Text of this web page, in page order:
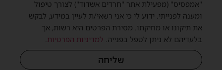
"אמפסיס" (מפעילת אתר "חרדים אשדוד") לצורך טיפול
ומענה לפנייתי. ידוע לי כי אני רשאי/ת לעיין במידע, לבקש
את תיקונו או מחיקתו. מסירת הפרטים היא רשות, אך
בלעדיהם לא ניתן לטפל בפנייה. למדיניות הפרטיות.
שליחה